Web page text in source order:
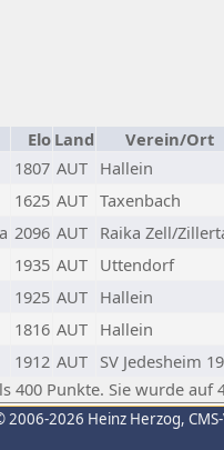
Elo Land
Verein/Ort
1807 AUT Hallein
1625 AUT Taxenbach
2096 AUT Raika Zell/
1935 AUT Uttendorf
1925 AUT Hallein
1816 AUT Hallein
1912 AUT SV Jedesheim
400 Punkte. Sie wurde auf
2006-2026 Heinz Herzog,